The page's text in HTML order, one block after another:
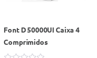
Font D 50000UI Caixa 4
Comprimidos